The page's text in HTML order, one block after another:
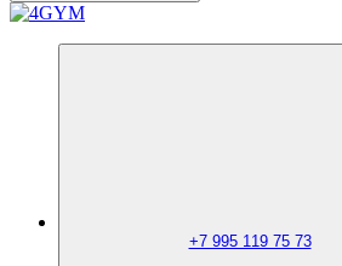
+7 995 119 75 73